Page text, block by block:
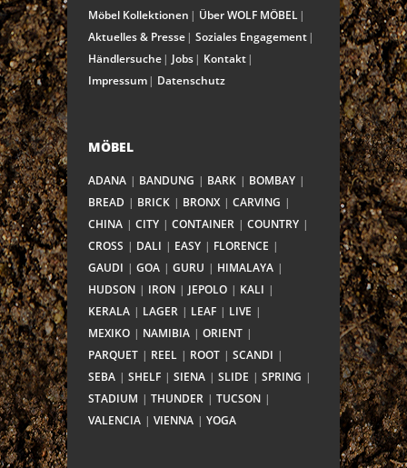
Möbel Kollektionen
Über WOLF MÖBEL
Aktuelles & Presse
Soziales Engagement
Händlersuche
Jobs
Kontakt
Impressum
Datenschutz
MÖBEL
ADANA BANDUNG BARK
BOMBAY
BREAD
BRICK BRONX
CARVING
CHINA
CITY CONTAINER
COUNTRY
CROSS
DALI EASY
FLORENCE
GAUDI
GOA GURU
HIMALAYA
HUDSON
IRON JEPOLO
KALI
KERALA
LAGER LEAF
LIVE
MEXIKO
NAMIBIA
ORIENT
PARQUET
REEL ROOT
SCANDI
SEBA
SHELF SIENA SLIDE
SPRING
STADIUM
THUNDER
TUCSON
VALENCIA
VIENNA YOGA